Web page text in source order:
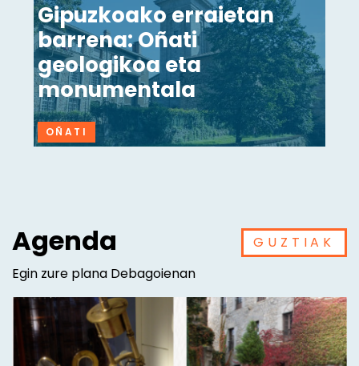
Gipuzkoako erraietan
barrena: Oñati
geologikoa eta
monumentala
OÑATI
Agenda
Egin zure plana Debagoienan
GUZTIAK